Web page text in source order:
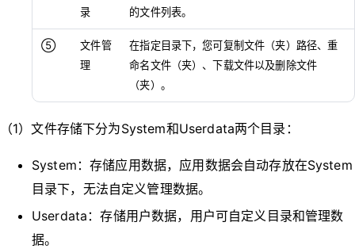
录
的文件列表。
⑤
文件管
理
在指定目录下，您可复制文件（夹）路径、重
命名文件（夹）、下载文件以及删除文件
（夹）。
（1）文件存储下分为System和Userdata两个目录：
System：存储应用数据，应用数据会自动存放在System
目录下，无法自定义管理数据。
Userdata：存储用户数据，用户可自定义目录和管理数
据。